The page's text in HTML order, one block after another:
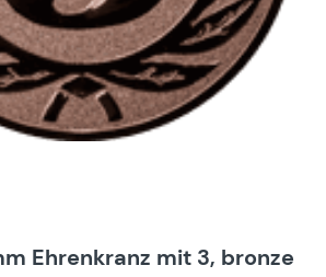
Ehrenkranz mit 3, bronze